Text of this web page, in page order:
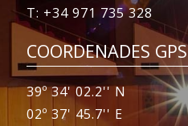
T: +34 971 735 328
COORDENADES GPS
39º 34' 02.2'' N
02º 37' 45.7'' E